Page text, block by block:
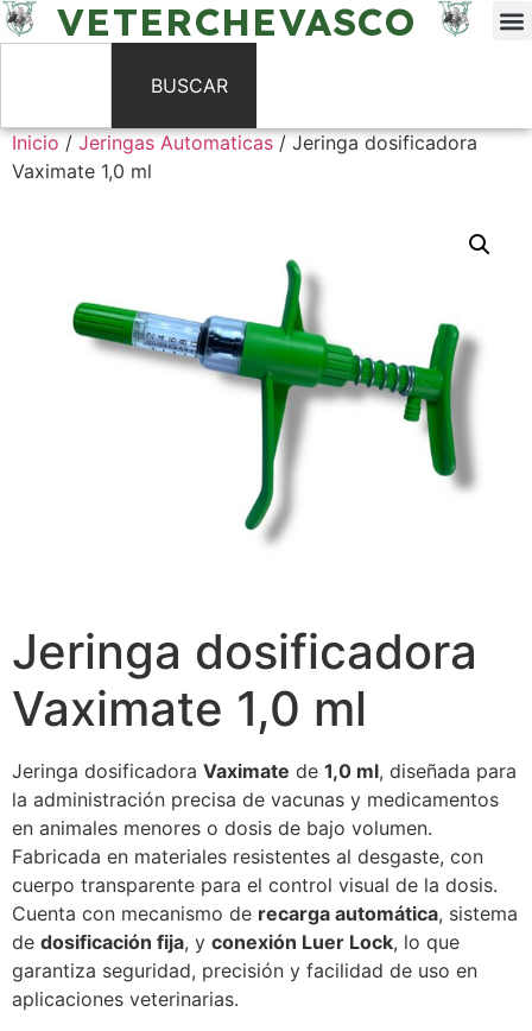
VETERCHEVASCO
BUSCAR
Inicio/Jeringas Automaticas/ Jeringa dosificadora
Vaximate 1,0 ml
Jeringa dosificadora
Vaximate 1,0 ml
Jeringa dosificadora Vaximate de 1,0 ml, diseñada para
la administración precisa de vacunas y medicamentos
en animales menores o dosis de bajo volumen.
Fabricada en materiales resistentes al desgaste, con
cuerpo transparente para el control visual de la dosis.
Cuenta con mecanismo de recarga automática, sistema
de dosificación fija, y conexión Luer Lock, lo que
garantiza seguridad, precisión y facilidad de uso en
aplicaciones veterinarias.